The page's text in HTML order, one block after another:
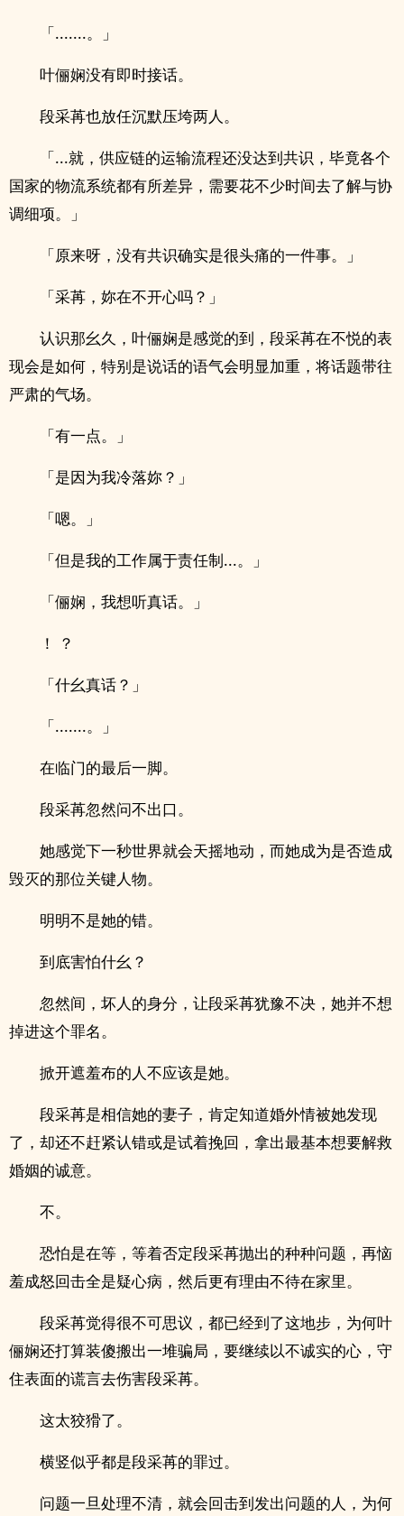
「.......。」
叶俪娴没有即时接话。
段采苒也放任沉默压垮两人。
「...就，供应链的运输流程还没达到共识，毕竟各个
国家的物流系统都有所差异，需要花不少时间去了解与协
调细项。」
「原来呀，没有共识确实是很头痛的一件事。」
「采苒，妳在不开心吗？」
认识那幺久，叶俪娴是感觉的到，段采苒在不悦的表
现会是如何，特别是说话的语气会明显加重，将话题带往
严肃的气场。
「有一点。」
「是因为我冷落妳？」
「嗯。」
「但是我的工作属于责任制...。」
「俪娴，我想听真话。」
！ ？
「什幺真话？」
「.......。」
在临门的最后一脚。
段采苒忽然问不出口。
她感觉下一秒世界就会天摇地动，而她成为是否造成
毁灭的那位关键人物。
明明不是她的错。
到底害怕什幺？
忽然间，坏人的身分，让段采苒犹豫不决，她并不想
掉进这个罪名。
掀开遮羞布的人不应该是她。
段采苒是相信她的妻子，肯定知道婚外情被她发现
了，却还不赶紧认错或是试着挽回，拿出最基本想要解救
婚姻的诚意。
不。
恐怕是在等，等着否定段采苒抛出的种种问题，再恼
羞成怒回击全是疑心病，然后更有理由不待在家里。
段采苒觉得很不可思议，都已经到了这地步，为何叶
俪娴还打算装傻搬出一堆骗局，要继续以不诚实的心，守
住表面的谎言去伤害段采苒。
这太狡猾了。
横竖似乎都是段采苒的罪过。
问题一旦处理不清，就会回击到发出问题的人，为何